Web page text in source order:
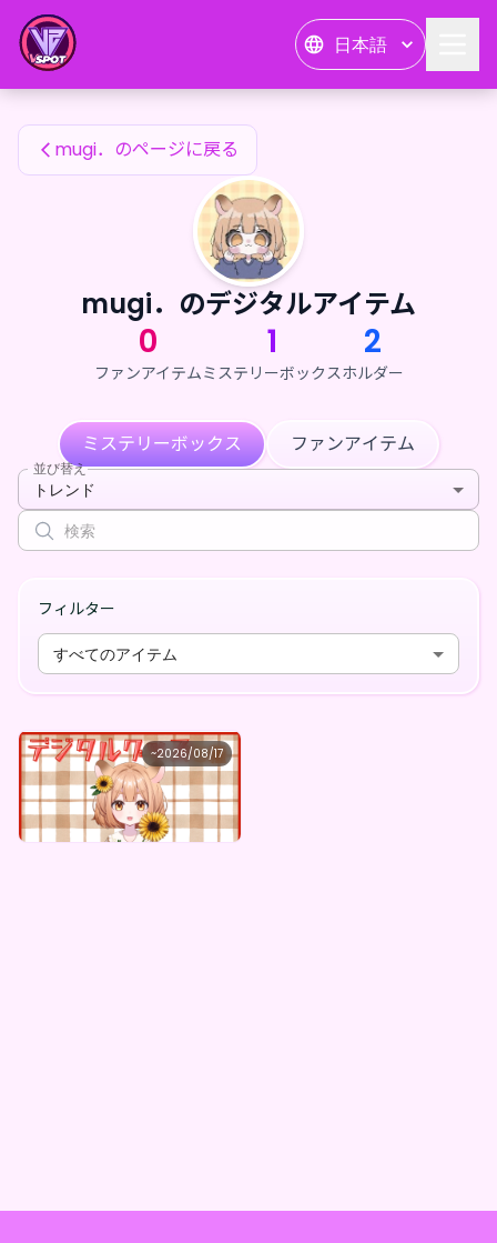
日本語
mugi．のファンアイテム
mugi．のページに戻る
mugi．のデジタルアイテム
0
ファンアイテム
1
ミステリーボックス
2
ホルダー
ミステリーボックス ファンアイテム
並び替え
トレンド
フィルター
すべてのアイテム
~2026/08/17
mugi．
姫絹むぎ。 ×Vガスト開店！
最低価格
¥1,100 購入はこちら
mugi．のファンアイテム — 24karat